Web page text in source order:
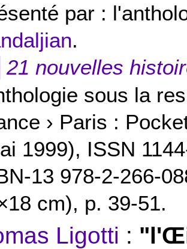
par :
.
21 nouvelles
sous la
› Paris :
1999), ISSN
13 978-2-266-
cm), p. 39-51.
Ligotti :